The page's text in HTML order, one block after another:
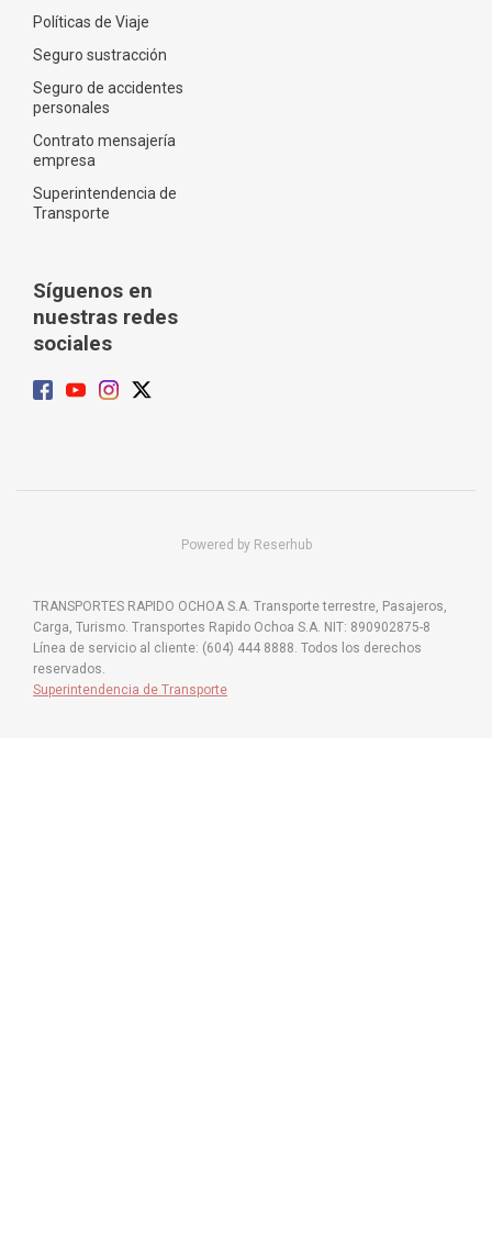
Políticas de Viaje
Seguro sustracción
Seguro de accidentes
personales
Contrato mensajería
empresa
Superintendencia de
Transporte
Síguenos en
nuestras redes
sociales
Powered by Reserhub
TRANSPORTES RAPIDO OCHOA S.A. Transporte terrestre, Pasajeros,
Carga, Turismo. Transportes Rapido Ochoa S.A. NIT: 890902875-8
Línea de servicio al cliente: (604) 444 8888. Todos los derechos
reservados.
Superintendencia de Transporte